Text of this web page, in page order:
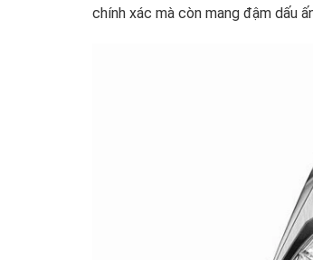
chính xác mà còn mang đậm dấu